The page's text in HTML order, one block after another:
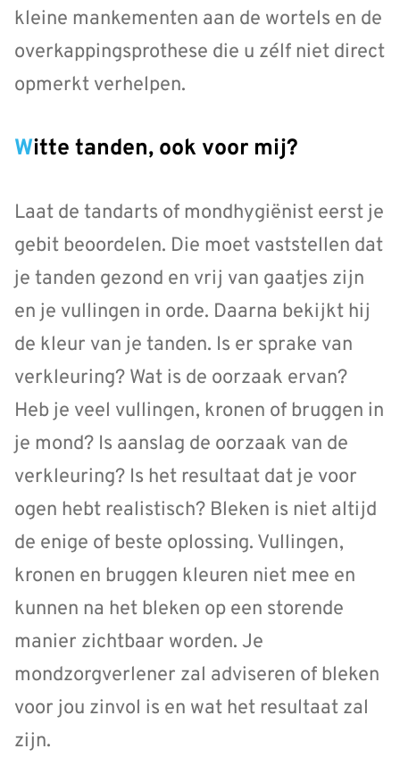
kleine mankementen aan de wortels en de
overkappingsprothese die u zélf niet direct
opmerkt verhelpen.
Witte tanden, ook voor mij?
Laat de tandarts of mondhygiënist eerst je
gebit beoordelen. Die moet vaststellen dat
je tanden gezond en vrij van gaatjes zijn
en je vullingen in orde. Daarna bekijkt hij
de kleur van je tanden. Is er sprake van
verkleuring? Wat is de oorzaak ervan?
Heb je veel vullingen, kronen of bruggen in
je mond? Is aanslag de oorzaak van de
verkleuring? Is het resultaat dat je voor
ogen hebt realistisch? Bleken is niet altijd
de enige of beste oplossing. Vullingen,
kronen en bruggen kleuren niet mee en
kunnen na het bleken op een storende
manier zichtbaar worden. Je
mondzorgverlener zal adviseren of bleken
voor jou zinvol is en wat het resultaat zal
zijn.